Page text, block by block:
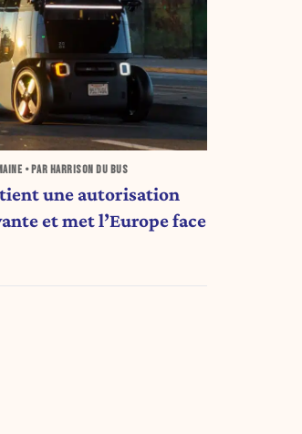
• PAR HARRISON DU BUS
une autorisation
et met l’Europe face